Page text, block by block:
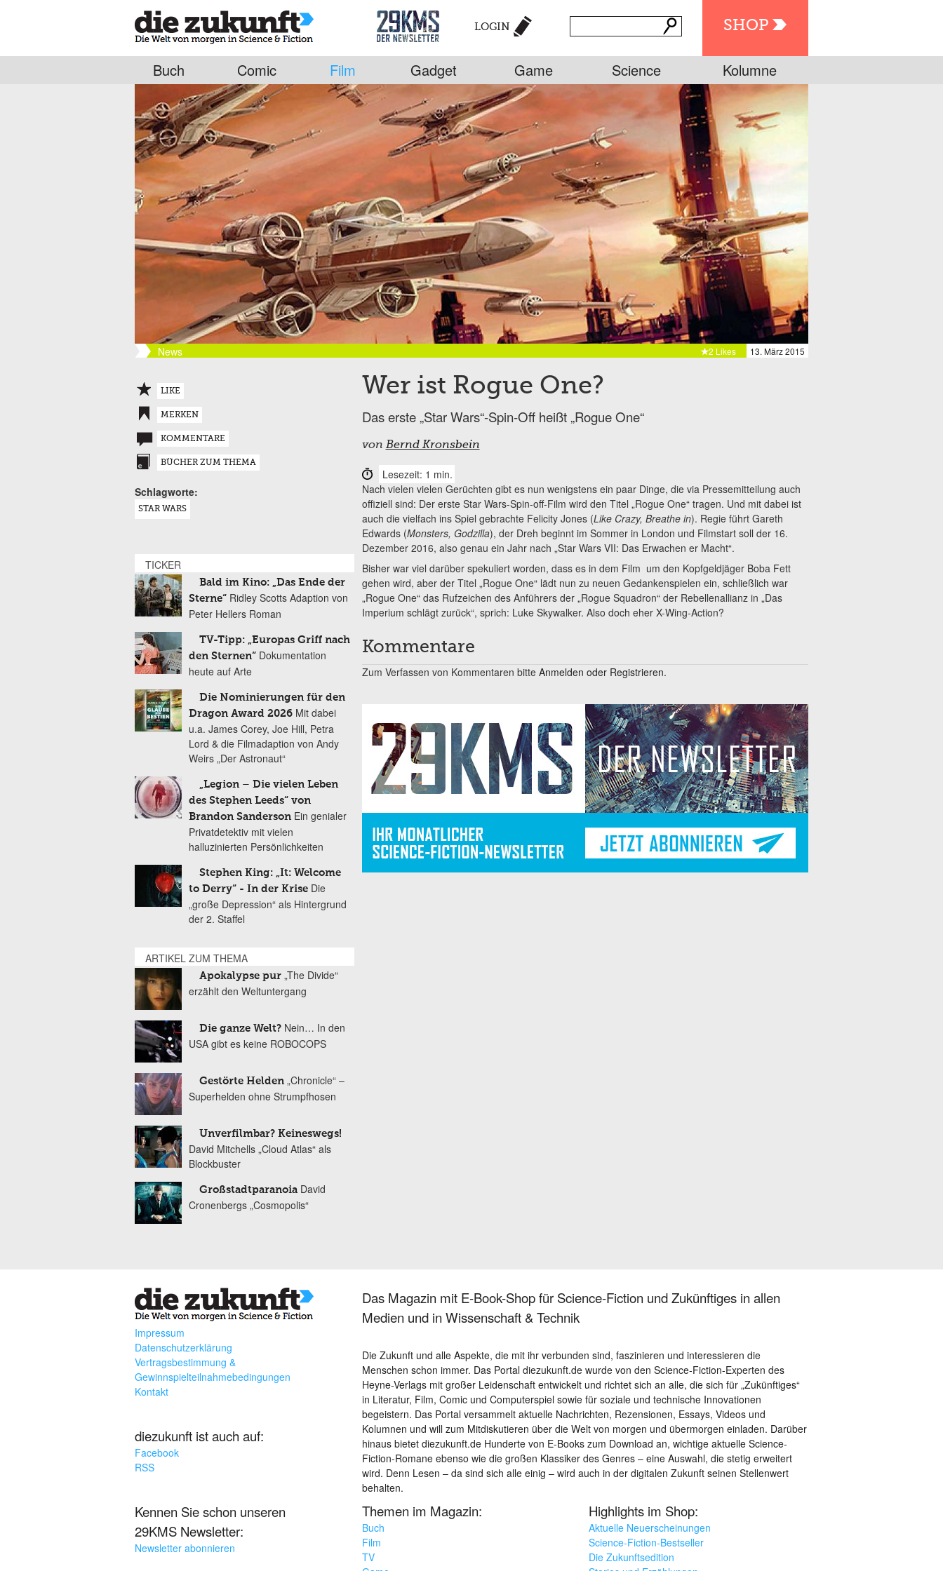
SHOP
LOGIN
Buch Comic Film Gadget Game Science Kolumne
News 13. März 2015
2 Likes
Wer ist Rogue One?
Das erste „Star Wars“-Spin-Off heißt „Rogue One“
von Bernd Kronsbein
Lesezeit: 1 min.
Nach vielen vielen Gerüchten gibt es nun wenigstens ein paar Dinge, die via Pressemitteilung auch
offiziell sind: Der erste Star Wars-Spin-off-Film wird den Titel „Rogue One“ tragen. Und mit dabei ist
auch die vielfach ins Spiel gebrachte Felicity Jones (Like Crazy, Breathe in). Regie führt Gareth
Edwards (Monsters, Godzilla), der Dreh beginnt im Sommer in London und Filmstart soll der 16.
Dezember 2016, also genau ein Jahr nach „Star Wars VII: Das Erwachen er Macht“.
Bisher war viel darüber spekuliert worden, dass es in dem Film um den Kopfgeldjäger Boba Fett
gehen wird, aber der Titel „Rogue One“ lädt nun zu neuen Gedankenspielen ein, schließlich war
„Rogue One“ das Rufzeichen des Anführers der „Rogue Squadron“ der Rebellenallianz in „Das
Imperium schlägt zurück“, sprich: Luke Skywalker. Also doch eher X-Wing-Action?
Kommentare
Zum Verfassen von Kommentaren bitte Anmelden oder Registrieren.
LIKE
MERKEN
KOMMENTARE
BÜCHER ZUM THEMA
Schlagworte:
STAR WARS
TICKER
Bald im Kino: „Das Ende der
Sterne“ Ridley Scotts Adaption von
Peter Hellers Roman
TV-Tipp: „Europas Griff nach
den Sternen“ Dokumentation
heute auf Arte
Die Nominierungen für den
Dragon Award 2026 Mit dabei
u.a. James Corey, Joe Hill, Petra
Lord & die Filmadaption von Andy
Weirs „Der Astronaut“
„Legion – Die vielen Leben
des Stephen Leeds“ von
Brandon Sanderson Ein genialer
Privatdetektiv mit vielen
halluzinierten Persönlichkeiten
Stephen King: „It: Welcome
to Derry“ - In der Krise Die
„große Depression“ als Hintergrund
der 2. Staffel
ARTIKEL ZUM THEMA
Apokalypse pur „The Divide“
erzählt den Weltuntergang
Die ganze Welt? Nein… In den
USA gibt es keine ROBOCOPS
Gestörte Helden „Chronicle“ –
Superhelden ohne Strumpfhosen
Unverfilmbar? Keineswegs!
David Mitchells „Cloud Atlas“ als
Blockbuster
Großstadtparanoia David
Cronenbergs „Cosmopolis“
Impressum
Datenschutzerklärung
Vertragsbestimmung &
Gewinnspielteilnahmebedingungen
Kontakt
diezukunft ist auch auf:
Facebook
RSS
Kennen Sie schon unseren
29KMS Newsletter:
Newsletter abonnieren
Das Magazin mit E-Book-Shop für Science-Fiction und Zukünftiges in allen
Medien und in Wissenschaft & Technik
Die Zukunft und alle Aspekte, die mit ihr verbunden sind, faszinieren und interessieren die
Menschen schon immer. Das Portal diezukunft.de wurde von den Science-Fiction-Experten des
Heyne-Verlags mit großer Leidenschaft entwickelt und richtet sich an alle, die sich für „Zukünftiges“
in Literatur, Film, Comic und Computerspiel sowie für soziale und technische Innovationen
begeistern. Das Portal versammelt aktuelle Nachrichten, Rezensionen, Essays, Videos und
Kolumnen und will zum Mitdiskutieren über die Welt von morgen und übermorgen einladen. Darüber
hinaus bietet diezukunft.de Hunderte von E-Books zum Download an, wichtige aktuelle Science-
Fiction-Romane ebenso wie die großen Klassiker des Genres – eine Auswahl, die stetig erweitert
wird. Denn Lesen – da sind sich alle einig – wird auch in der digitalen Zukunft seinen Stellenwert
behalten.
Themen im Magazin:
Buch
Film
TV
Highlights im Shop:
Aktuelle Neuerscheinungen
Science-Fiction-Bestseller
Die Zukunftsedition